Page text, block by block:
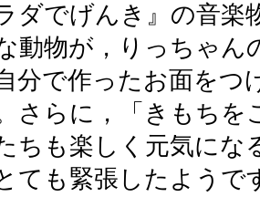
ダでげんき』の音
動物が，りっちゃん
分で作ったお面をつ
さらに，「きもちを
ちも楽しく元気にな
ても緊張したようで